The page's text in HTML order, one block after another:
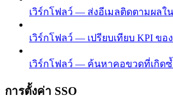
เวิร์กโฟลว์ — ส่งอีเมลติดตามผลใ
เวิร์กโฟลว์ — เปรียบเทียบ KPI ข
เวิร์กโฟลว์ — ค้นหาคอขวดที่เกิด
การตั้งค่า SSO